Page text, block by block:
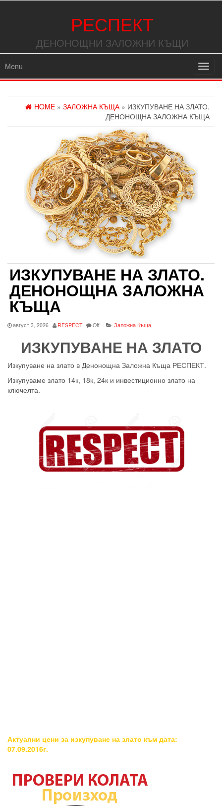
РЕСПЕКТ
ДЕНОНОЩНИ ЗАЛОЖНИ КЪЩИ
Menu
HOME » ЗАЛОЖНА КЪЩА» ИЗКУПУВАНЕ НА ЗЛАТО.
ДЕНОНОЩНА ЗАЛОЖНА КЪЩА
ИЗКУПУВАНЕ НА ЗЛАТО.
ДЕНОНОЩНА ЗАЛОЖНА
КЪЩА
август 3, 2026 RESPECT Off Заложна Къща,
ИЗКУПУВАНЕ НА ЗЛАТО
Изкупуване на злато в Денонощна Заложна Къща РЕСПЕКТ.
Изкупуваме злато 14к, 18к, 24к и инвестиционно злато на
ключелта.
Актуални цени за изкупуване на злато към дата:
07.09.2016г.